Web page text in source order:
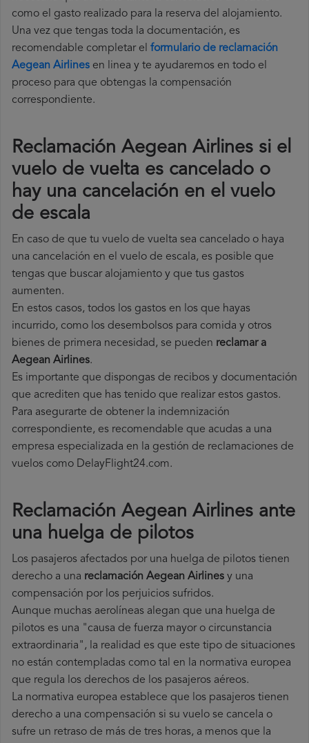
como el gasto realizado para la reserva del alojamiento.
Una vez que tengas toda la documentación, es
recomendable completar el formulario de reclamación
Aegean Airlines en linea y te ayudaremos en todo el
proceso para que obtengas la compensación
correspondiente.
Reclamación Aegean Airlines si el
vuelo de vuelta es cancelado o
hay una cancelación en el vuelo
de escala
En caso de que tu vuelo de vuelta sea cancelado o haya
una cancelación en el vuelo de escala, es posible que
tengas que buscar alojamiento y que tus gastos
aumenten.
En estos casos, todos los gastos en los que hayas
incurrido, como los desembolsos para comida y otros
bienes de primera necesidad, se pueden reclamar a
Aegean Airlines.
Es importante que dispongas de recibos y documentación
que acrediten que has tenido que realizar estos gastos.
Para asegurarte de obtener la indemnización
correspondiente, es recomendable que acudas a una
empresa especializada en la gestión de reclamaciones de
vuelos como DelayFlight24.com.
Reclamación Aegean Airlines ante
una huelga de pilotos
Los pasajeros afectados por una huelga de pilotos tienen
derecho a una reclamación Aegean Airlines y una
compensación por los perjuicios sufridos.
Aunque muchas aerolíneas alegan que una huelga de
pilotos es una "causa de fuerza mayor o circunstancia
extraordinaria", la realidad es que este tipo de situaciones
no están contempladas como tal en la normativa europea
que regula los derechos de los pasajeros aéreos.
La normativa europea establece que los pasajeros tienen
derecho a una compensación si su vuelo se cancela o
sufre un retraso de más de tres horas, a menos que la